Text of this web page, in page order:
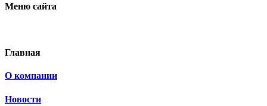
Меню сайта
Главная
О компании
Новости